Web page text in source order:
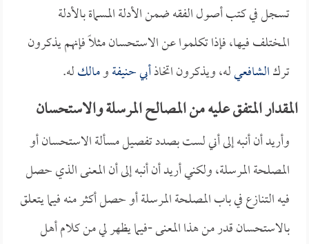
تسجل في كتب أصول الفقه ضمن الأدلة المسماة بالأدلة
المختلف فيها، فإذا تكلموا عن الاستحسان مثلاً فإنهم يذكرون
تركالشافعيله، ويذكرون اتخاذأبي حنيفةومالكله.
المقدار المتفق عليه من المصالح المرسلة والاستحسان
وأريد أن أنبه إلى أني لست بصدد تفصيل مسألة الاستحسان أو
المصلحة المرسلة، ولكني أريد أن أنبه إلى أن المعنى الذي حصل
فيه التنازع في باب المصلحة المرسلة أو حصل أكثر منه فيما يتعلق
بالاستحسان قدر من هذا المعنى -فيما يظهر لي من كلام أهل